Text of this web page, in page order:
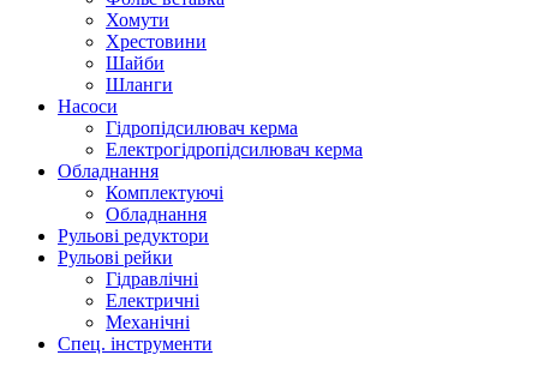
Хомути
Хрестовини
Шайби
Шланги
Насоси
Гідропідсилювач керма
Електрогідропідсилювач керма
Обладнання
Комплектуючі
Обладнання
Рульові редуктори
Рульові рейки
Гідравлічні
Електричні
Механічні
Спец. інструменти